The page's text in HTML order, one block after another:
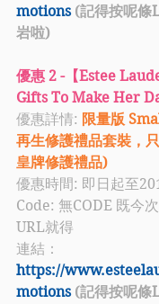
motions (記得按呢條
岩啦)
優惠 2 -【Estee
Gifts To Make Her
優惠詳情: 限量版
再生修護禮品套裝，
皇牌修護禮品)
優惠時間: 即日起至
Code: 無CODE 既今
URL就得
連結：
https://
motions (記得按呢條